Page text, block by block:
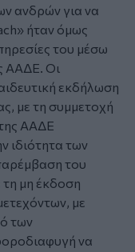
ανδρών για να
ήταν όμως
του μέσω
ΑΑΔΕ. Οι
εκδήλωση
με τη συμμετοχή
ΑΑΔΕ
ιδιότητα των
του
μη έκδοση
με
των
να